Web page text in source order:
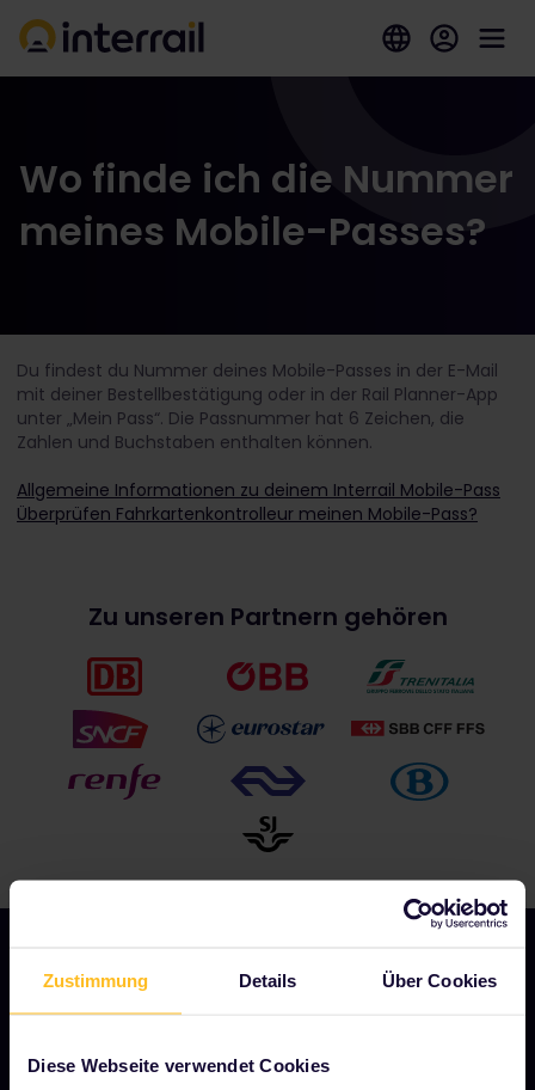
Zustimmung Details Über Cookies
Diese Webseite verwendet Cookies
Wo finde ich die Nummer
meines Mobile-Passes?
Du findest du Nummer deines Mobile-Passes in der E-Mail
mit deiner Bestellbestätigung oder in der Rail Planner-App
unter „Mein Pass“. Die Passnummer hat 6 Zeichen, die
Zahlen und Buchstaben enthalten können.
Allgemeine Informationen zu deinem Interrail Mobile-Pass
Überprüfen Fahrkartenkontrolleur meinen Mobile-Pass?
Zu unseren Partnern gehören
Über uns